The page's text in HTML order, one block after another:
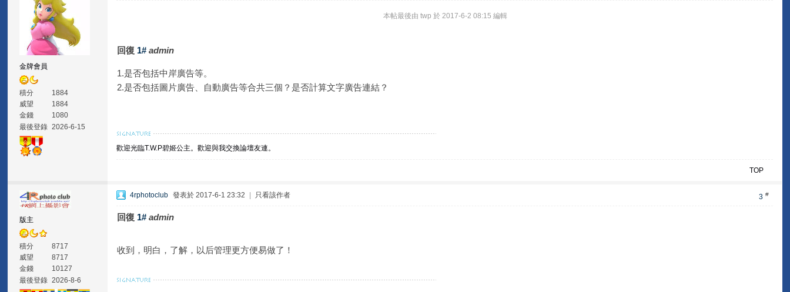
金牌會員
積分
1884
威望
1884
金錢
1080
最後登錄 2026-6-15
本帖最後由 twp 於 2017-6-2 08:15 編輯
回復 1# admin
1.是否包括中岸廣告等。
2.是否包括圖片廣告、自動廣告等合共三個？是否計算文字廣告連結？
歡迎光臨T.W.P碧姬公主。歡迎與我交換論壇友連。
TOP
版主
積分
8717
威望
8717
金錢
10127
最後登錄 2026-8-6
3 #
4rphotoclub 發表於 2017-6-1 23:32 只看該作者
回復 1# admin
收到，明白，了解，以后管理更方便易做了！